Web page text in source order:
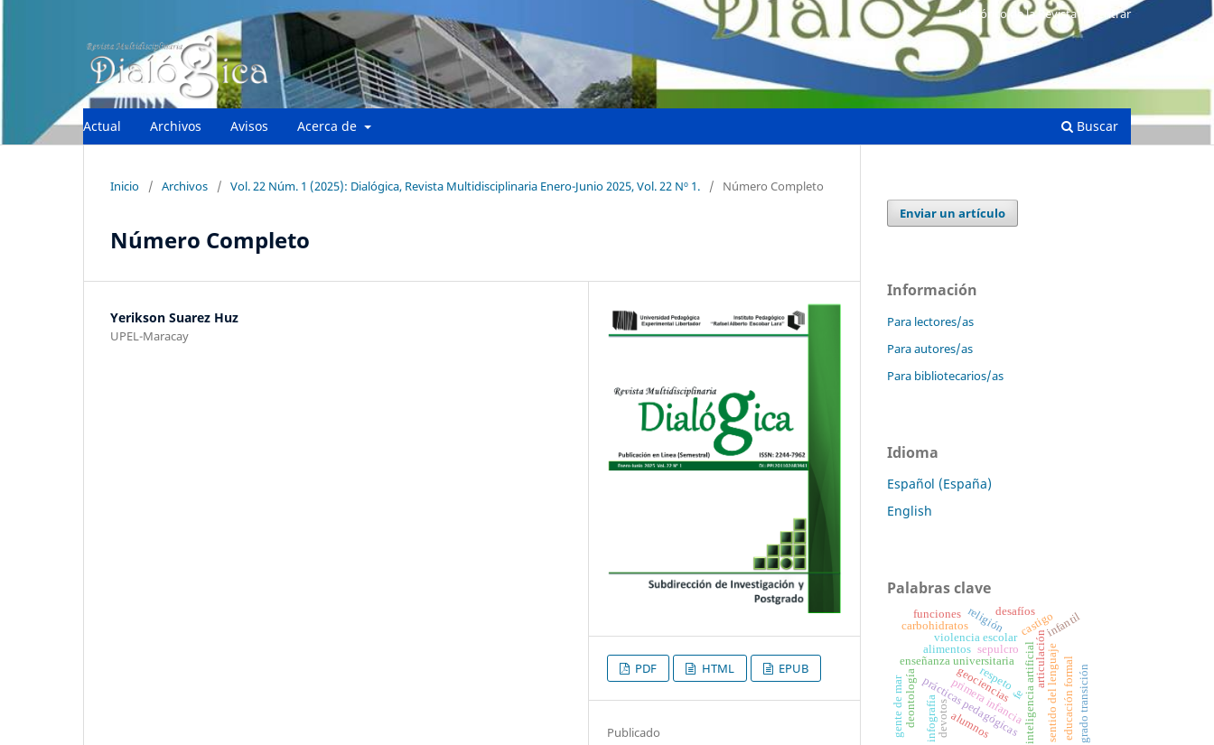
Actual Archivos Avisos Acerca de Buscar
Histórico de la Revista Entrar
Inicio / Archivos / Vol. 22 Núm. 1 (2025): Dialógica, Revista Multidisciplinaria Enero-Junio 2025, Vol. 22 Nº 1. / Número Completo
Número Completo
Yerikson Suarez Huz
UPEL-Maracay
PDF HTML EPUB
Publicado
Enviar un artículo
Información
Para lectores/as
Para autores/as
Para bibliotecarios/as
Idioma
Español (España)
English
Palabras clave
inteligencia artificial
enseñanza universitaria
primera infancia
articulaciónsentido del lenguaje
prácticas pedagógicasfe
devotos
sepulcro
geociencias educación formal
respeto
deontología
violencia escolarcastigo
religión infantil
carbohidratos
alimentos
grado transición
infografía alumnos
funciones desafíos
gente de mar